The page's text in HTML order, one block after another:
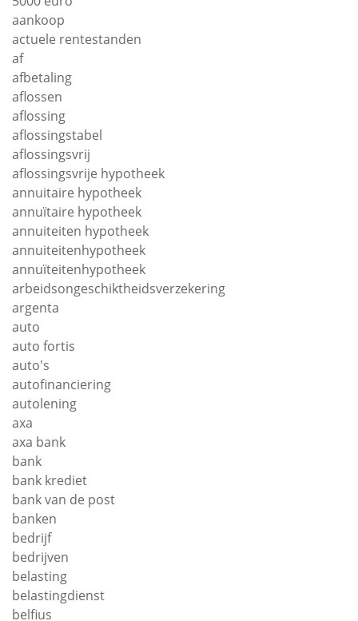
aankoop
actuele rentestanden
af
afbetaling
aflossen
aflossing
aflossingstabel
aflossingsvrij
aflossingsvrije hypotheek
annuitaire hypotheek
annuïtaire hypotheek
annuiteiten hypotheek
annuiteitenhypotheek
annuïteitenhypotheek
arbeidsongeschiktheidsverzekering
argenta
auto
auto fortis
auto's
autofinanciering
autolening
axa
axa bank
bank
bank krediet
bank van de post
banken
bedrijf
bedrijven
belasting
belastingdienst
belfius